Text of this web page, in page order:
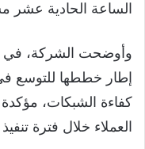
الساعة الحادية عشر
وأوضحت الشركة، في
إطار خططها للتوسع
كفاءة الشبكات،
العملاء خلال فترة